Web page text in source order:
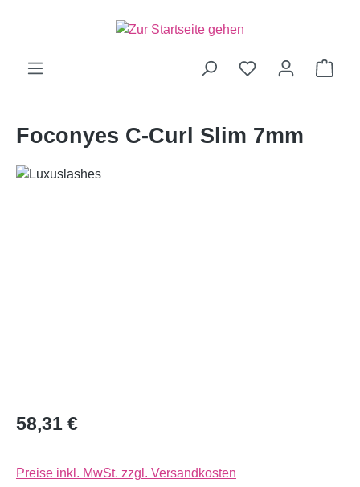
Foconyes C-Curl Slim 7mm
58,31 €
Preise inkl. MwSt. zzgl. Versandkosten